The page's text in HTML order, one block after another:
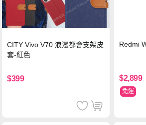
CITY Vivo V70 浪漫都會支架皮
套-紅色
$399
Redmi
$2,899
免運